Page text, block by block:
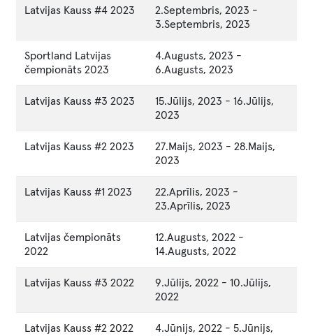
Latvijas Kauss #4 2023 2.Septembris, 2023 -
3.Septembris, 2023
Sportland Latvijas
čempionāts 2023
4.Augusts, 2023 -
6.Augusts, 2023
Latvijas Kauss #3 2023 15.Jūlijs, 2023 - 16.Jūlijs,
2023
Latvijas Kauss #2 2023 27.Maijs, 2023 - 28.Maijs,
2023
Latvijas Kauss #1 2023 22.Aprīlis, 2023 -
23.Aprīlis, 2023
Latvijas čempionāts
2022
12.Augusts, 2022 -
14.Augusts, 2022
Latvijas Kauss #3 2022 9.Jūlijs, 2022 - 10.Jūlijs,
2022
Latvijas Kauss #2 2022 4.Jūnijs, 2022 - 5.Jūnijs,